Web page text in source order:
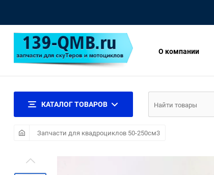
О компании
КАТАЛОГ ТОВАРОВ
Запчасти для квадроциклов 50-250см3